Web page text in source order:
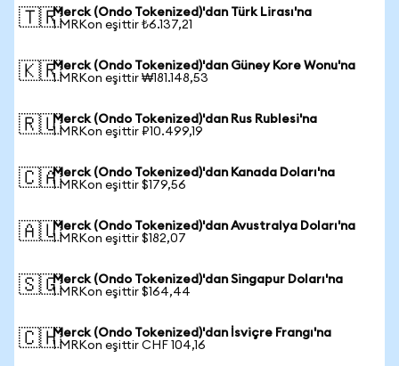
🇹🇷Merck (Ondo Tokenized)'dan Türk Lirası'na
1 MRKon eşittir ₺6.137,21
🇰🇷Merck (Ondo Tokenized)'dan Güney Kore Wonu'na
1 MRKon eşittir ₩181.148,53
🇷🇺Merck (Ondo Tokenized)'dan Rus Rublesi'na
1 MRKon eşittir ₽10.499,19
🇨🇦Merck (Ondo Tokenized)'dan Kanada Doları'na
1 MRKon eşittir $179,56
🇦🇺Merck (Ondo Tokenized)'dan Avustralya Doları'na
1 MRKon eşittir $182,07
🇸🇬Merck (Ondo Tokenized)'dan Singapur Doları'na
1 MRKon eşittir $164,44
🇨🇭Merck (Ondo Tokenized)'dan İsviçre Frangı'na
1 MRKon eşittir CHF 104,16